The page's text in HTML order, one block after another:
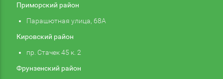
Приморский район
Парашютная улица, 68А
Кировский район
пр. Стачек 45 к. 2
Фрунзенский район